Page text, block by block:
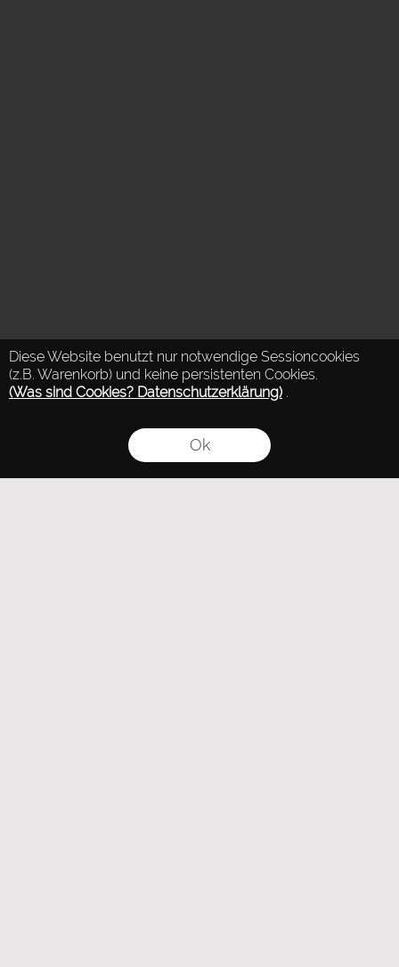
Diese Website benutzt nur notwendige Sessioncookies
(z.B. Warenkorb) und keine persistenten Cookies.
(Was sind Cookies? Datenschutzerklärung) .
Ok